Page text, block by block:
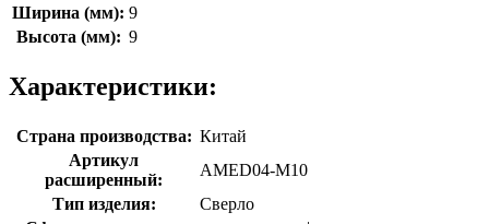
Ширина (мм): 9
Высота (мм): 9
Характеристики:
Страна производства: Китай
Артикул
расширенный:
AMED04-M10
Тип изделия:
Сверло